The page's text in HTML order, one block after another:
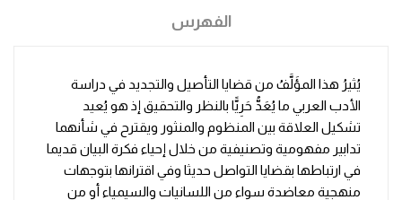
الفهرس
يُثيرُ هذا المؤَلَّفُ من قضايا التأصيل والتجديد في دراسة
الأدب العربي ما يُعَدُّ حَرِيًّا بالنظر والتحقيق إذ هو يُعيد
تشكيل العلاقة بين المنظوم والمنثور ويقترح في شأنهما
تدابير مفهومية وتصنيفية من خلال إحياء فكرة البيان قديما
في ارتباطها بقضايا التواصل حديثا وفي اقترانها بتوجهات
منهجية معاضدة سواء من اللسانيات والسيمياء أو من